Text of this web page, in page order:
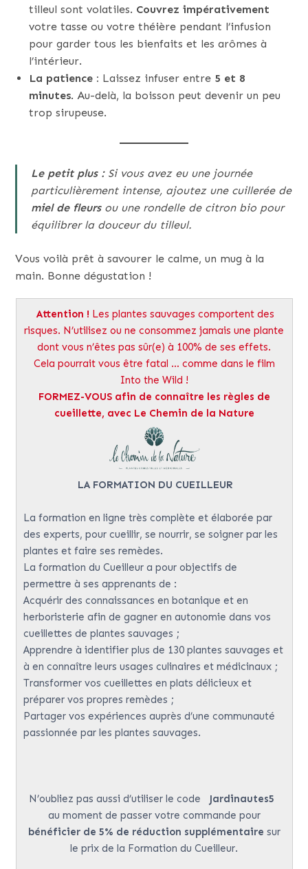
tilleul sont volatiles. Couvrez impérativement
votre tasse ou votre théière pendant l’infusion
pour garder tous les bienfaits et les arômes à
l’intérieur.
La patience : Laissez infuser entre 5 et 8
minutes. Au-delà, la boisson peut devenir un peu
trop sirupeuse.
Le petit plus :Si vous avez eu une journée
particulièrement intense, ajoutez une cuillerée de
miel de fleursou une rondelle de citron bio pour
équilibrer la douceur du tilleul.
Vous voilà prêt à savourer le calme, un mug à la
main. Bonne dégustation !
Attention ! Les plantes sauvages comportent des
risques. N’utilisez ou ne consommez jamais une plante
dont vous n’êtes pas sûr(e) à 100% de ses effets.
Cela pourrait vous être fatal … comme dans le film
Into the Wild !
FORMEZ-VOUSafin de connaître les règles de
cueillette, avec Le Chemin de la Nature
LA FORMATION DU CUEILLEUR
La formation en ligne très complète et élaborée par
des experts, pour cueillir, se nourrir, se soigner par les
plantes et faire ses remèdes.
La formation du Cueilleur a pour objectifs de
permettre à ses apprenants de :
Acquérir des connaissances en botanique et en
herboristerie afin de gagner en autonomie dans vos
cueillettes de plantes sauvages ;
Apprendre à identifier plus de 130 plantes sauvages et
à en connaître leurs usages culinaires et médicinaux ;
Transformer vos cueillettes en plats délicieux et
préparer vos propres remèdes ;
Partager vos expériences auprès d’une communauté
passionnée par les plantes sauvages.
N’oubliez pas aussi d’utiliser le code Jardinautes5
au moment de passer votre commande pour
bénéficier de 5% de réduction supplémentaire sur
le prix de la Formation du Cueilleur.